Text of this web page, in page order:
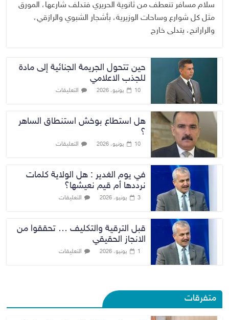
سلام مسافر تنعطف من ثانوية الحريري فتدلف شارعها، المورق
مثل كل شوارع وساحات الوزيرية، بأشجار الشبوي والرازقي،
والرارانج، يتدلى خارج
حين تتحول الجريمة الجنائية إلى مادة
للجذب الاعلامي
10 يونيو، 2026 التعليقات
هل استطاع بوخش استنطاق الساهر
؟
10 يونيو، 2026 التعليقات
في يوم الغدير : هل الولاية كلمات
نرددها أم قيم نعيشها؟
3 يونيو، 2026 التعليقات
قبل الترقية والتكليف … تحققوا من
الانجاز الحقيقي
1 يونيو، 2026 التعليقات
متفرقات